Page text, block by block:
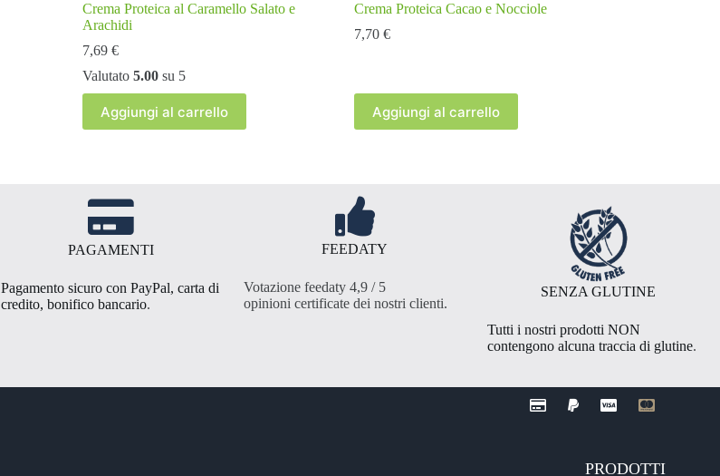
Crema Proteica al Caramello Salato e
Arachidi
7,69 €
Valutato 5.00su 5
Aggiungi al carrello
Crema Proteica Cacao e Nocciole
7,70 €
Aggiungi al carrello
PAGAMENTI
Pagamento sicuro con PayPal, carta di
credito, bonifico bancario.
FEEDATY
Votazione feedaty 4,9 / 5
opinioni certificate dei nostri clienti.
SENZA GLUTINE
Tutti i nostri prodotti NON
contengono alcuna traccia di glutine.
PRODOTTI